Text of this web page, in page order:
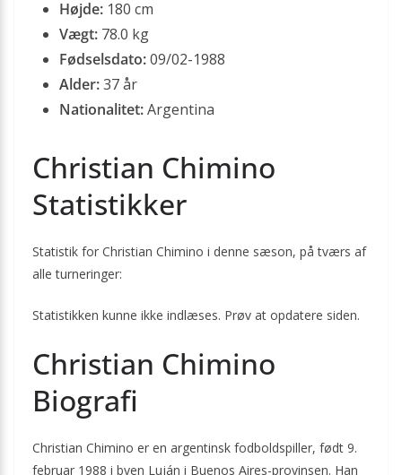
Højde: 180 cm
Vægt: 78.0 kg
Fødselsdato:09/02-1988
Alder:37 år
Nationalitet:Argentina
Christian Chimino
Statistikker
Statistik for Christian Chimino i denne sæson, på tværs af
alle turneringer:
Statistikken kunne ikke indlæses. Prøv at opdatere siden.
Christian Chimino
Biografi
Christian Chimino er en argentinsk fodboldspiller, født 9.
februar 1988 i byen Luján i Buenos Aires-provinsen. Han